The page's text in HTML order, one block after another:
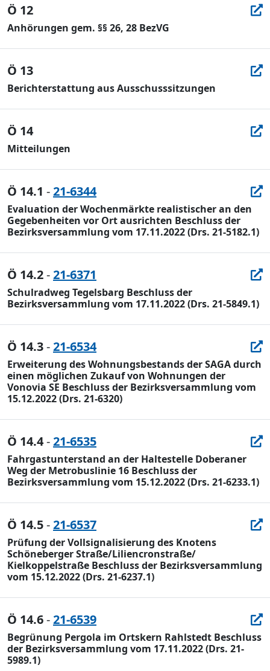
Ö 12
Anhörungen gem. §§ 26, 28 BezVG
Ö 13
Berichterstattung aus Ausschusssitzungen
Ö 14
Mitteilungen
Ö 14.1 -21-6344
Evaluation der Wochenmärkte realistischer an den
Gegebenheiten vor Ort ausrichten Beschluss der
Bezirksversammlung vom 17.11.2022 (Drs. 21-5182.1)
Ö 14.2-21-6371
Schulradweg Tegelsbarg Beschluss der
Bezirksversammlung vom 17.11.2022 (Drs. 21-5849.1)
Ö 14.3-21-6534
Erweiterung des Wohnungsbestands der SAGA durch
einen möglichen Zukauf von Wohnungen der
Vonovia SE Beschluss der Bezirksversammlung vom
15.12.2022 (Drs. 21-6320)
Ö 14.4-21-6535
Fahrgastunterstand an der Haltestelle Doberaner
Weg der Metrobuslinie 16 Beschluss der
Bezirksversammlung vom 15.12.2022 (Drs. 21-6233.1)
Ö 14.5-21-6537
Prüfung der Vollsignalisierung des Knotens
Schöneberger Straße/Liliencronstraße/
Kielkoppelstraße Beschluss der Bezirksversammlung
vom 15.12.2022 (Drs. 21-6237.1)
Ö 14.6-21-6539
Begrünung Pergola im Ortskern Rahlstedt Beschluss
der Bezirksversammlung vom 17.11.2022 (Drs. 21-
5989.1)